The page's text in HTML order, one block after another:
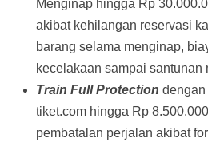
Menginap hingga Rp
akibat kehilangan reservasi
barang selama menginap,
kecelakaan sampai santunan
Train Full Protection dengan
tiket.com hingga Rp
pembatalan perjalan akibat